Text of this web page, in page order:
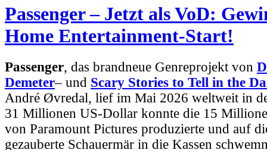
Passenger – Jetzt als VoD:
Home Entertainment-Start!
Passenger, das brandneue Genreprojekt von
Demeter– und Scary Stories to Tell in the
André Øvredal, lief im Mai 2026 weltweit in
31 Millionen US-Dollar konnte die 15
von Paramount Pictures produzierte und auf
gezauberte Schauermär in die Kassen